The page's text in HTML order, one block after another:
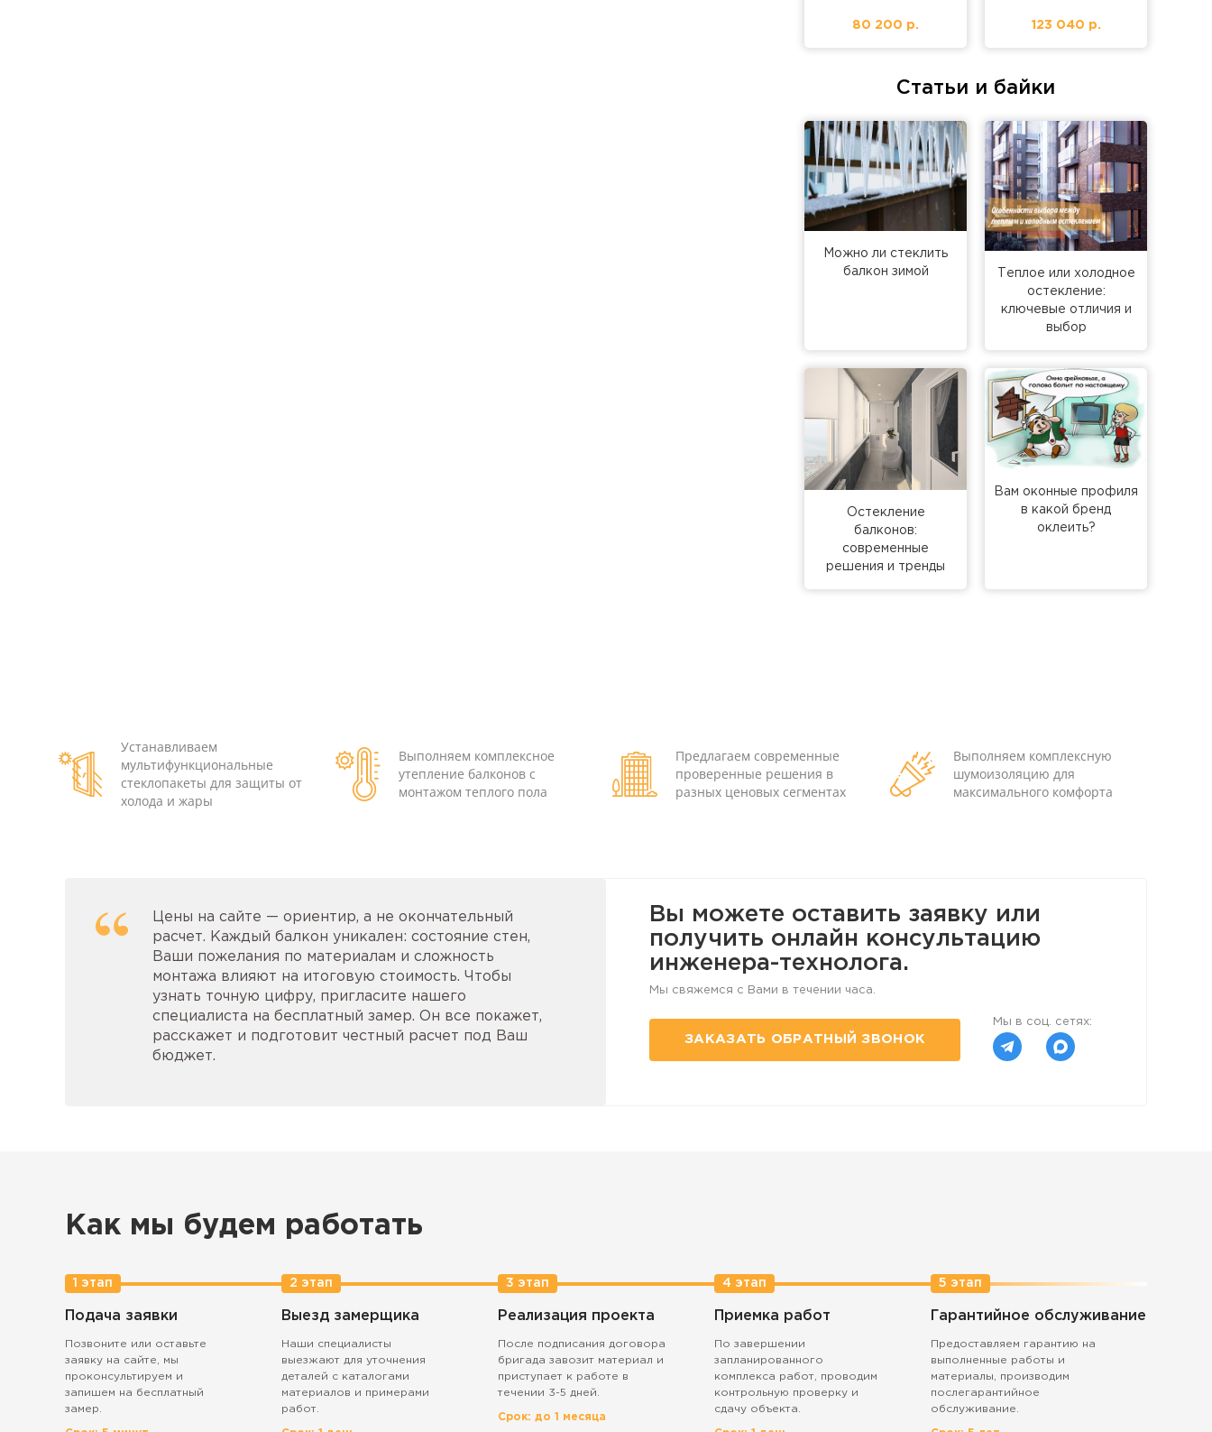
Устанавливаем
мультифункциональные
стеклопакеты для защиты от
холода и жары
Выполняем комплексное
утепление балконов с
монтажом теплого пола
Предлагаем современные
проверенные решения в
разных ценовых сегментах
Выполняем комплексную
шумоизоляцию для
максимального комфорта
Цены на сайте — ориентир, а не окончательный
расчет. Каждый балкон уникален: состояние стен,
Ваши пожелания по материалам и сложность
монтажа влияют на итоговую стоимость. Чтобы
узнать точную цифру, пригласите нашего
специалиста на бесплатный замер. Он все покажет,
расскажет и подготовит честный расчет под Ваш
бюджет.
Вы можете оставить заявку или
получить онлайн консультацию
инженера-технолога.
Мы свяжемся с Вами в течении часа.
ЗАКАЗАТЬ ОБРАТНЫЙ ЗВОНОК
Мы в соц. сетях:
80 200 р. 123 040 р.
Статьи и байки
Можно ли стеклить
балкон зимой
Теплое или холодное
остекление:
ключевые отличия и
выбор
Остекление
балконов:
современные
решения и тренды
Вам оконные профиля
в какой бренд
оклеить?
Как мы будем работать
1 этап
Подача заявки
Позвоните или оставьте
заявку на сайте, мы
проконсультируем и
запишем на бесплатный
замер.
2 этап
Выезд замерщика
Наши специалисты
выезжают для уточнения
деталей с каталогами
материалов и примерами
работ.
3 этап
Реализация проекта
После подписания договора
бригада завозит материал и
приступает к работе в
течении 3-5 дней.
Срок: до 1 месяца
4 этап
Приемка работ
По завершении
запланированного
комплекса работ, проводим
контрольную проверку и
сдачу объекта.
5 этап
Гарантийное обслуживание
Предоставляем гарантию на
выполненные работы и
материалы, производим
послегарантийное
обслуживание.